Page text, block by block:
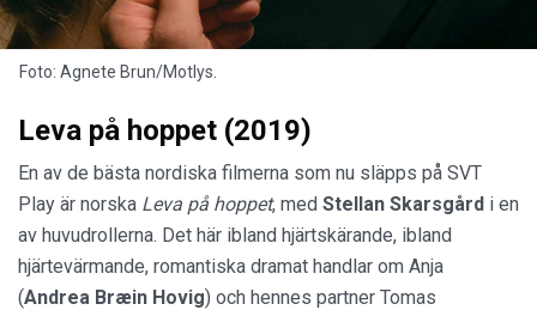
Foto: Agnete Brun/Motlys.
Leva på hoppet (2019)
En av de bästa nordiska filmerna som nu släpps på SVT
Play är norska Leva på hoppet, med Stellan Skarsgård i en
av huvudrollerna. Det här ibland hjärtskärande, ibland
hjärtevärmande, romantiska dramat handlar om Anja
(Andrea Bræin Hovig) och hennes partner Tomas